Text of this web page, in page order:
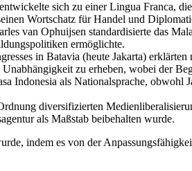
sich zu einer Lingua Franca,
Wortschatz für Handel und
van Ophuijsen standardisierte das
ermöglichte.
in Batavia (heute Jakarta)
zu erheben, wobei der
Indonesia als Nationalsprache,
diversifizierten
als Maßstab beibehalten wurde.
indem es von der